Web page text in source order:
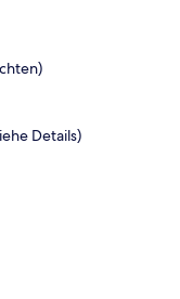
Details)